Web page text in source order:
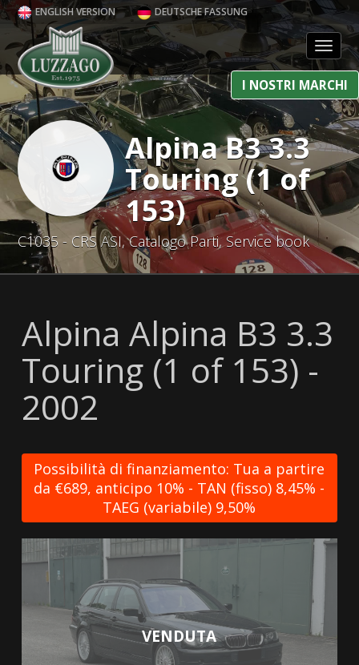
ENGLISH VERSION DEUTSCHE FASSUNG
I NOSTRI MARCHI
Alpina B3 3.3
Touring (1 of
153)
C1035 - CRS ASI, Catalogo Parti, Service book
Alpina Alpina B3 3.3
Touring (1 of 153) -
2002
Possibilità di finanziamento: Tua a partire
da €689, anticipo 10% - TAN (fisso) 8,45% -
TAEG (variabile) 9,50%
VENDUTA